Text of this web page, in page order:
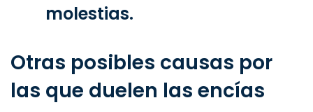
molestias.
Otras posibles causas por
las que duelen las encías